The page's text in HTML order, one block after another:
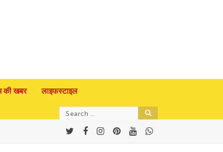
की खबर लाइफस्टाइल